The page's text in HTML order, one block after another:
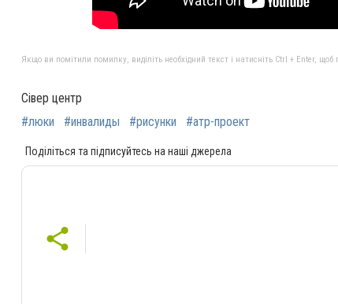
Якщо ви помітили помилку, виділіть необхідний текст і натисніть Ctrl + Enter, щоб
Сівер центр
#люки
#инвалиды #рисунки #атр-проект
Поділіться та підписуйтесь на наші джерела